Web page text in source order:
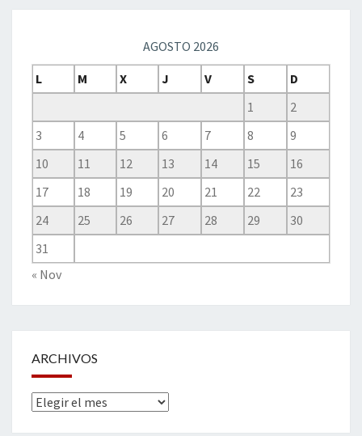
AGOSTO 2026
L
M X J V S
D
1
2
3
4 5 6 7 8
9
10
11 12 13 14 15
16
17
18 19 20 21 22
23
24
25 26 27 28 29
30
31
« Nov
ARCHIVOS
Archivos